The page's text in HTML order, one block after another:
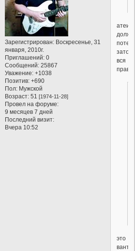
Зарегистрирован: Воскресенье, 31
января, 2010г.
Приглашений: 0
Сообщений: 25867
Уважение: +1038
Позитив: +690
Пол: Мужской
Возраст: 51[1974-11-28]
Провел на форуме:
9 месяцев 7 дней
Последний визит:
Вчера 10:52
зато
вся
это